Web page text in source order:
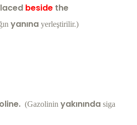
beside the
yanına yerleştirilir.)
(Gazolinin yakınında siga